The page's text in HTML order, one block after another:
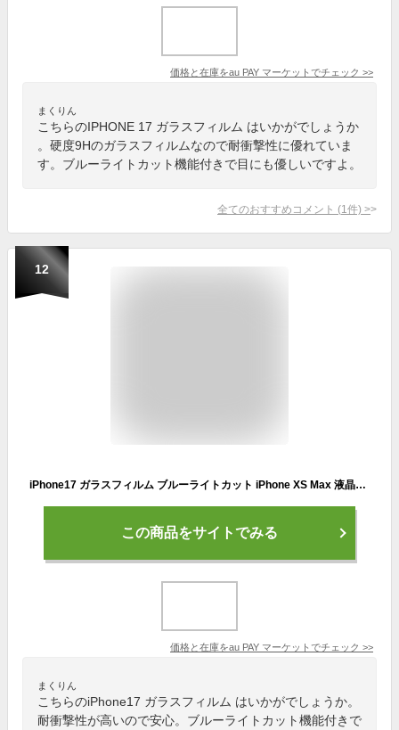
価格と在庫をau PAY マーケット でチェック >>
まくりん
こちらのIPHONE 17 ガラスフィルム はいかがでしょうか
。硬度9Hのガラスフィルムなので耐衝撃性に優れていま
す。ブルーライトカット機能付きで目にも優しいですよ。
全てのおすすめコメント (1 件) >
12
iPhone17 ガラスフィルム ブルーライトカット iPhone XS Max 液晶保護フィルム iphoneX ブルーライトカット 耐衝撃 指紋防止 送料無料 iP
この商品をサイトでみる
価格と在庫をau PAY マーケット でチェック >>
まくりん
こちらのiPhone17 ガラスフィルム はいかがでしょうか。
耐衝撃性が高いので安心。ブルーライトカット機能付きで